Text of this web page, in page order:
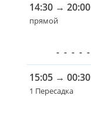
14:30 → 20:00
прямой
- - - - -
15:05 → 00:30
1 Пересадка